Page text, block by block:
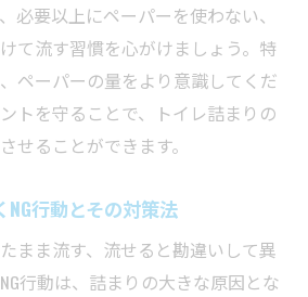
必要以上にペーパーを使わない、
て流す習慣を心がけましょう。特
ペーパーの量をより意識してくだ
トを守ることで、トイレ詰まりの
せることができます。
NG行動とその対策法
まま流す、流せると勘違いして異
行動は、詰まりの大きな原因とな